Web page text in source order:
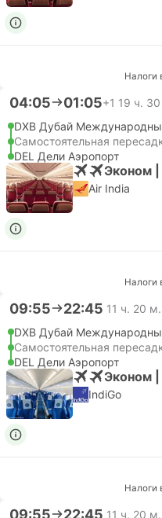
Налоги
04:05 01:05+1 19 ч.
DXB Дубай
Самостоятельная
DEL Дели Аэропорт
Эконом
Air India
Налоги
09:55 22:45 11 ч. 20 м.
DXB Дубай
Самостоятельная
DEL Дели Аэропорт
Эконом
IndiGo
Налоги
09:55 22:45 11 ч. 20 м.